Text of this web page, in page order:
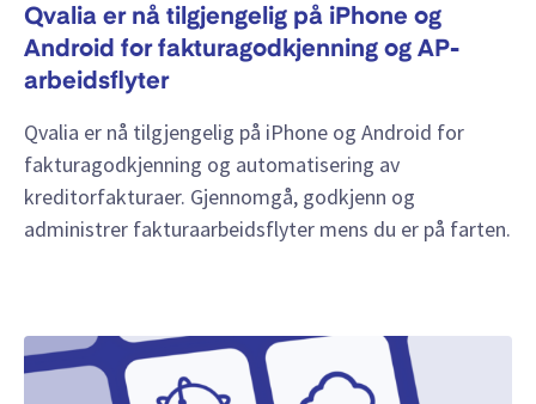
Qvalia er nå tilgjengelig på iPhone og
Android for fakturagodkjenning og AP-
arbeidsflyter
Qvalia er nå tilgjengelig på iPhone og Android for
fakturagodkjenning og automatisering av
kreditorfakturaer. Gjennomgå, godkjenn og
administrer fakturaarbeidsflyter mens du er på farten.